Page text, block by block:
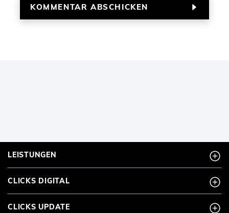
LEISTUNGEN
CLICKS DIGITAL
CLICKS UPDATE